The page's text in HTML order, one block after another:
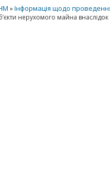
»Інформація щодо проведення
нерухомого майна